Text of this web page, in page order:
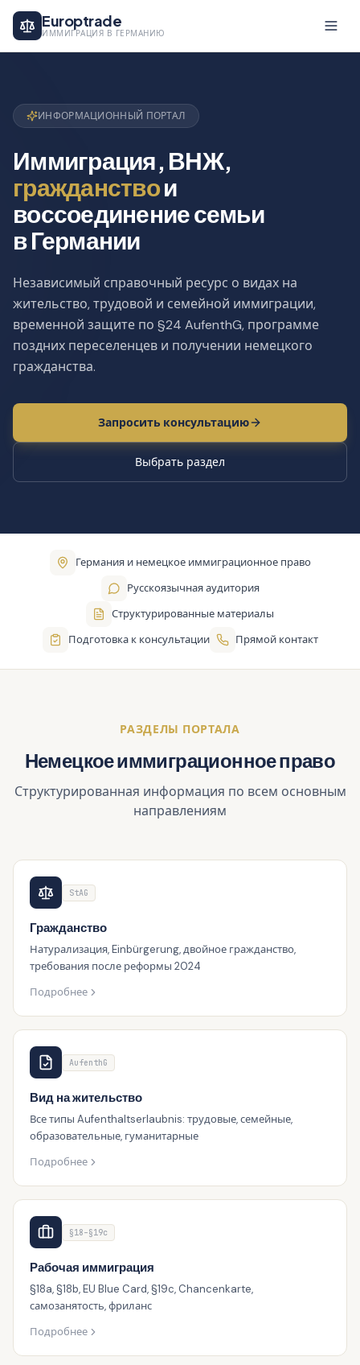
Europtrade
ИММИГРАЦИЯ В ГЕРМАНИЮ
ИНФОРМАЦИОННЫЙ ПОРТАЛ
Иммиграция, ВНЖ,
гражданствои
воссоединение семьи
в Германии
Независимый справочный ресурс о видах на
жительство, трудовой и семейной иммиграции,
временной защите по §24 AufenthG, программе
поздних переселенцев и получении немецкого
гражданства.
Запросить консультацию
Выбрать раздел
Германия и немецкое иммиграционное право
Русскоязычная аудитория
Структурированные материалы
Подготовка к консультации
Прямой контакт
РАЗДЕЛЫ ПОРТАЛА
Немецкое иммиграционное право
Структурированная информация по всем основным
направлениям
StAG
Гражданство
Натурализация, Einbürgerung, двойное гражданство,
требования после реформы 2024
Подробнее
AufenthG
Вид на жительство
Все типы Aufenthaltserlaubnis: трудовые, семейные,
образовательные, гуманитарные
Подробнее
§18–§19c
Рабочая иммиграция
§18a, §18b, EU Blue Card, §19c, Chancenkarte,
самозанятость, фриланс
Подробнее